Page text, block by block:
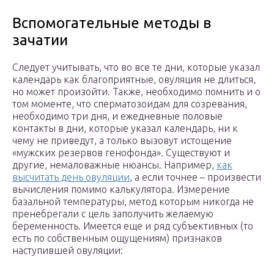
Вспомогательные методы в
зачатии
Следует учитывать, что во все те дни, которые указал
календарь как благоприятные, овуляция не длиться,
но может произойти. Также, необходимо помнить и о
том моменте, что сперматозоидам для созревания,
необходимо три дня, и ежедневные половые
контакты в дни, которые указал календарь, ни к
чему не приведут, а только вызовут истощение
«мужских резервов генофонда». Существуют и
другие, немаловажные нюансы. Например, как
высчитать день овуляции, а если точнее – произвести
вычисления помимо калькулятора. Измерение
базальной температуры, метод которым никогда не
пренебрегали с цель заполучить желаемую
беременность. Имеется еще и ряд субъективных (то
есть по собственным ощущениям) признаков
наступившей овуляции: